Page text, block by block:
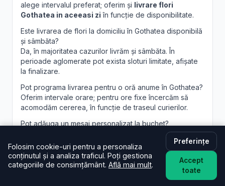
alege intervalul preferat; oferim și livrare flori
Gothatea in aceeasi zi în funcție de disponibilitate.
Este livrarea de flori la domiciliu în Gothatea disponibilă
și sâmbăta?
Da, în majoritatea cazurilor livrăm și sâmbăta. În
perioade aglomerate pot exista sloturi limitate, afișate
la finalizare.
Pot programa livrarea pentru o oră anume în Gothatea?
Oferim intervale orare; pentru ore fixe încercăm să
acomodăm cererea, în funcție de traseul curierilor.
Pot adăuga un mesaj personalizat la buchet?
Desigur. Felicitarea este inclusă; scrie mesajul dorit în
câmpul dedicat, iar noi îl vom imprima lizibil. Realizăm și
aranjamente florale Gothateapersonalizate, la
cerere.
Folosim cookie-uri pentru a personaliza
conținutul și a analiza traficul. Poți gestiona
categoriile de consimțământ. Află mai mult.
Preferințe
Accept
toate